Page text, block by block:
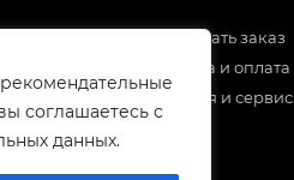
соглашаетесь с
данных.
Как сделать заказ
Доставка и оплата
Гарантия и сервис